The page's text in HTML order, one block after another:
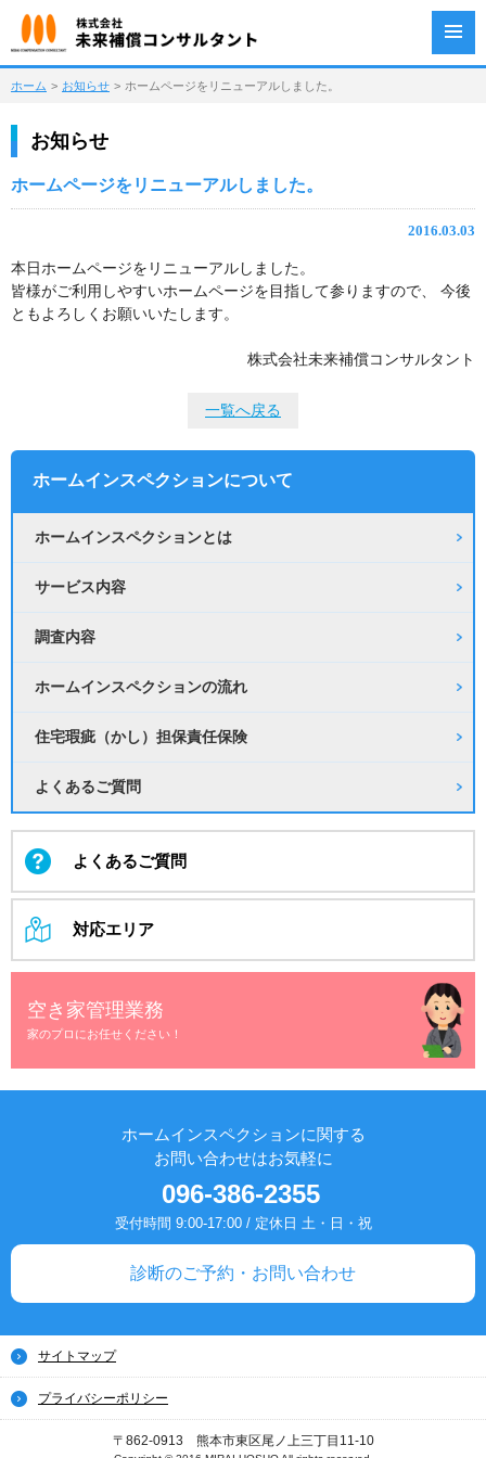
ホーム > お知らせ > ホームページをリニューアルしました。
お知らせ
ホームページをリニューアルしました。
2016.03.03
本日ホームページをリニューアルしました。
皆様がご利用しやすいホームページを目指して参りますので、 今後
ともよろしくお願いいたします。
株式会社未来補償コンサルタント
一覧へ戻る
ホームインスペクションについて
ホームインスペクションとは
サービス内容
調査内容
ホームインスペクションの流れ
住宅瑕疵（かし）担保責任保険
よくあるご質問
よくあるご質問
対応エリア
空き家管理業務
家のプロにお任せください！
ホームインスペクションに関する
お問い合わせはお気軽に
096-386-2355
受付時間 9:00-17:00 / 定休日 土・日・祝
診断のご予約・お問い合わせ
サイトマップ
プライバシーポリシー
〒862-0913 熊本市東区尾ノ上三丁目11-10